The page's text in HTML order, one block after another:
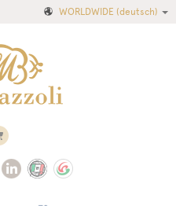
WORLDWIDE (deutsch)